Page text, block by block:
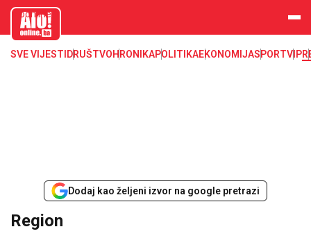
aloonline.b
SVE VIJESTI DRUŠTVOHRONIKAPOLITIKAEKONOMIJASPORTVIP
Dodaj kao željeni izvor na google pretrazi
Region